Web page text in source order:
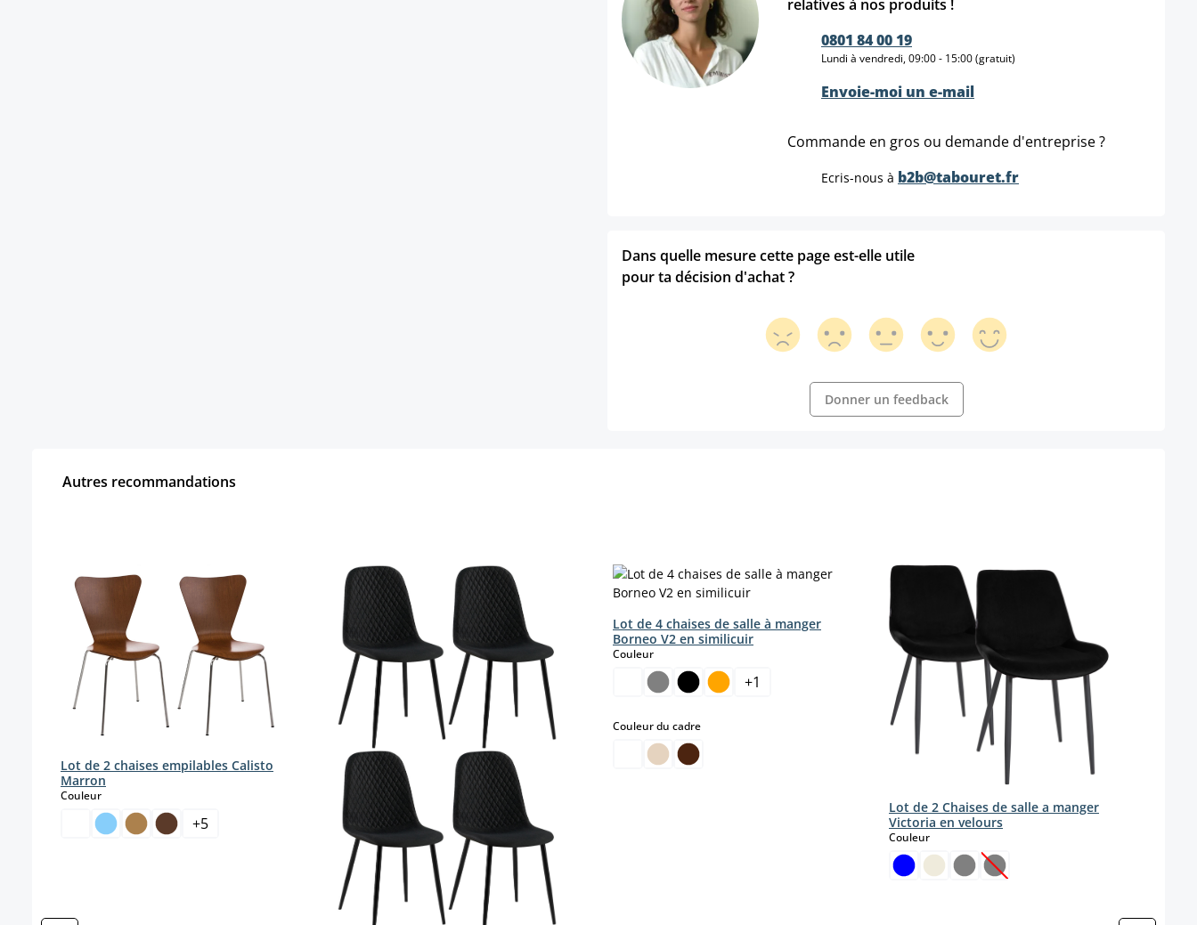
relatives à nos produits !
0801 84 00 19
Lundi à vendredi, 09:00 - 15:00 (gratuit)
Envoie-moi un e-mail
Commande en gros ou demande d'entreprise ?
Ecris-nous à b2b@tabouret.fr
Dans quelle mesure cette page est-elle utile
pour ta décision d'achat ?
Donner un feedback
Autres recommandations
Lot de 2 chaises empilables Calisto
Marron
Couleurselect
+5
Lot de 4 chaises de salle à manger
Borneo V2 en similicuir
Couleurselect
+1
Couleur du cadreselect
Lot de 2 Chaises de salle a manger
Victoria en velours
Couleurselect
(Cette option n'est pas